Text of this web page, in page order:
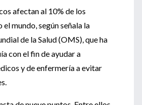
afectan al 10% de los
mundo, según señala la
de la Salud (OMS), que ha
con el fin de ayudar a
y de enfermería a evitar